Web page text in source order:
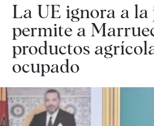
La UE ignora a
permite a
productos
ocupado